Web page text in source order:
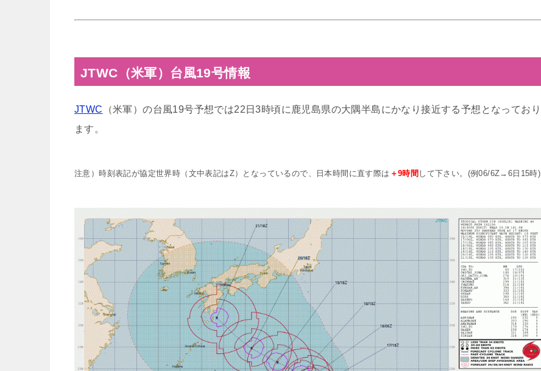
JTWC（米軍）台風19号情報
JTWC （米軍）の台風19号予想では22日3時頃に鹿児島県の大隅半島にかなり接近する予想となっており
ます。
注意）時刻表記が協定世界時（文中表記はZ）となっているので、日本時間に直す際は ＋9時間 して下さい。(例06/6Z→6日15時)